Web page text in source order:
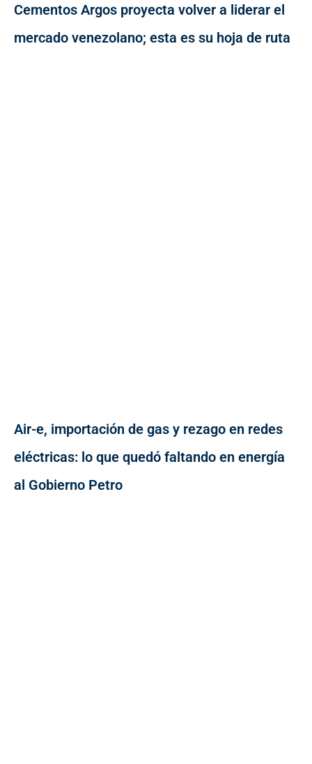
Cementos Argos proyecta volver a liderar el
mercado venezolano; esta es su hoja de ruta
Air-e, importación de gas y rezago en redes
eléctricas: lo que quedó faltando en energía
al Gobierno Petro